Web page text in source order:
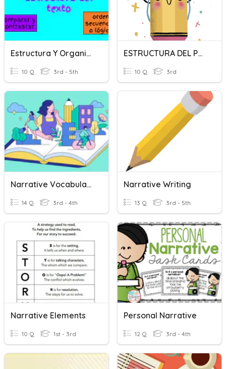
Estructura Y Organización Del Texto
10 Q 3rd - 5th
ESTRUCTURA DEL PREDICADO
10 Q 3rd
Narrative Vocabulary
14 Q 3rd - 4th
Narrative Writing
13 Q 3rd - 5th
Narrative Elements
10 Q 1st - 3rd
Personal Narrative
12 Q 3rd - 4th